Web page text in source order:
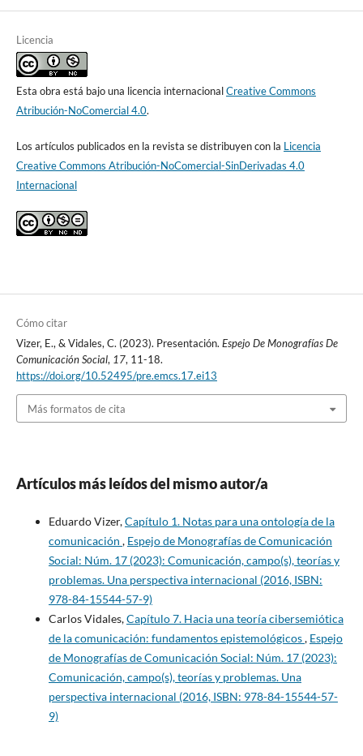
Licencia
Esta obra está bajo una licencia internacionalCreative Commons
Atribución-NoComercial 4.0.
Los artículos publicados en la revista se distribuyen con la Licencia
Creative Commons Atribución-NoComercial-SinDerivadas 4.0
Internacional
Cómo citar
Vizer, E., & Vidales, C. (2023). Presentación. Espejo De Monografías De
Comunicación Social, 17, 11-18.
https://doi.org/10.52495/pre.emcs.17.ei13
Más formatos de cita
Artículos más leídos del mismo autor/a
Eduardo Vizer,Capítulo 1. Notas para una ontología de la
comunicación , Espejo de Monografías de Comunicación
Social: Núm. 17 (2023): Comunicación, campo(s), teorías y
problemas. Una perspectiva internacional (2016, ISBN:
978-84-15544-57-9)
Carlos Vidales,Capítulo 7. Hacia una teoría cibersemiótica
de la comunicación: fundamentos epistemológicos, Espejo
de Monografías de Comunicación Social: Núm. 17 (2023):
Comunicación, campo(s), teorías y problemas. Una
perspectiva internacional (2016, ISBN: 978-84-15544-57-
9)